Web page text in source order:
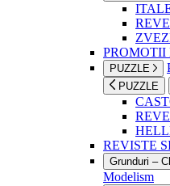
PUZZLE
PUZZLE
REVISTE
Grunduri –
Modelism